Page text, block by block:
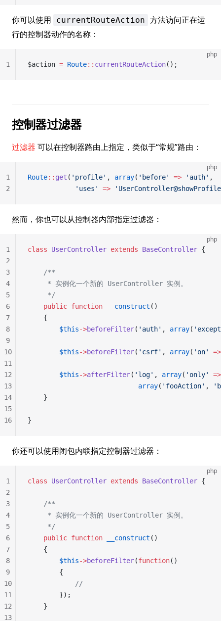
你可以使用 currentRouteAction 方法访问正在运
行的控制器动作的名称：
php
$action = Route:: currentRouteAction();
1
控制器过滤器
过滤器 可以在控制器路由上指定，类似于“常规”路由：
php
Route:: get ( 'profile' , array( 'before' => 'auth' ,
			'uses'
=>
1
2
然而，你也可以从控制器内部指定过滤器：
php
class UserController extends BaseController {
	/**
	 * 实例化一个新的 UserController 实例。
	 */
	public
function __construct ()
	{
		$this
->beforeFilter( 'auth' , array(
		$this
->beforeFilter( 'csrf' , array( 'on' =>
		$this
->afterFilter( 'log' , array( 'only'
=>
							array
( 'fooAction' ,
	}
}
1
2
3
4
5
6
7
8
9
10
11
12
13
14
15
16
你还可以使用闭包内联指定控制器过滤器：
php
class UserController extends BaseController {
	/**
	 * 实例化一个新的 UserController 实例。
	 */
	public
function __construct ()
	{
		$this
->beforeFilter(function()
		{
			//
		});
	}
1
2
3
4
5
6
7
8
9
10
11
12
13